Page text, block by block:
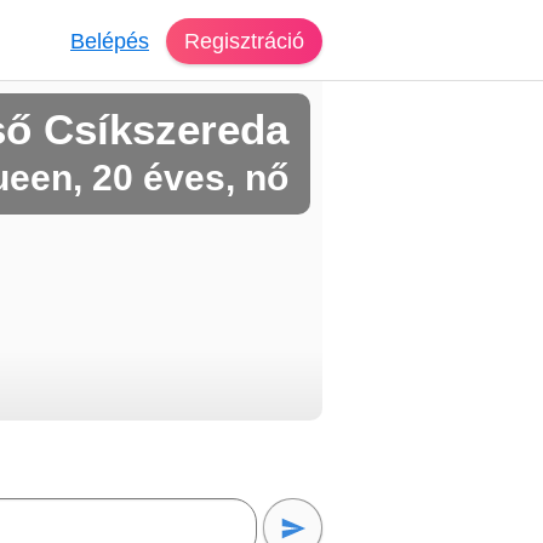
Belépés Regisztráció
Csíkszereda
20 éves, nő